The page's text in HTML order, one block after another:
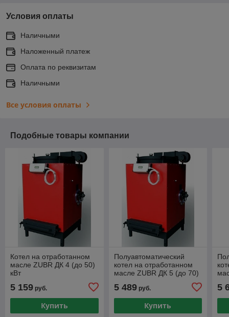
Условия оплаты
Наличными
Наложенный платеж
Оплата по реквизитам
Наличными
Все условия оплаты
Подобные товары компании
Котел на отработанном
масле ZUBR ДК 4 (до 50)
кВт
5 159 руб.
Купить
Полуавтоматический
котел на отработанном
масле ZUBR ДК 5 (до 70)
5 489руб.
Купить
5